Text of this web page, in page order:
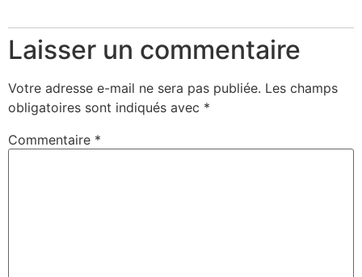
Laisser un commentaire
Votre adresse e-mail ne sera pas publiée. Les champs
obligatoires sont indiqués avec *
Commentaire *